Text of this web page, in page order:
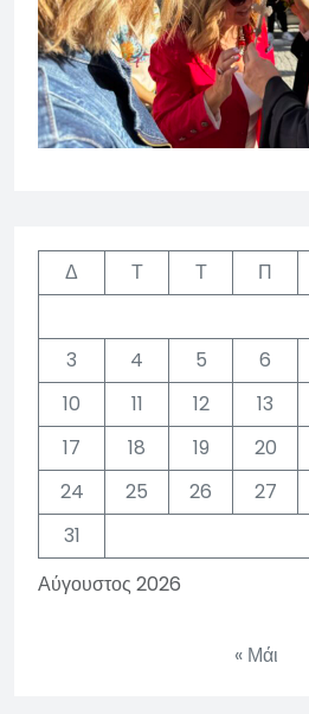
Αύγουστος 2026
Δ Τ Τ Π
3
4 5 6
10
11 12 13
17
18 19 20
24
25 26 27
31
« Μάι